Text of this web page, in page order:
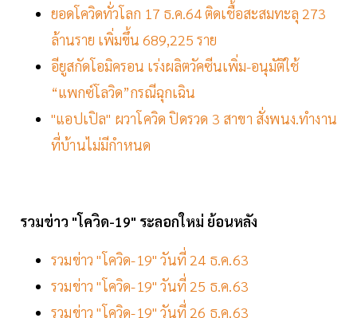
ยอดโควิดทั่วโลก 17 ธ.ค.64 ติดเชื้อสะสมทะลุ 273
ล้านราย เพิ่มขึ้น 689,225 ราย
อียูสกัดโอมิครอน เร่งผลิตวัคซีนเพิ่ม-อนุมัติใช้
“แพกซ์โลวิด”กรณีฉุกเฉิน
"แอปเปิล" ผวาโควิด ปิดรวด 3 สาขา สั่งพนง.ทำงาน
ที่บ้านไม่มีกำหนด
รวมข่าว "โควิด-19" ระลอกใหม่ ย้อนหลัง
รวมข่าว "โควิด-19" วันที่ 24 ธ.ค.63
รวมข่าว "โควิด-19" วันที่ 25 ธ.ค.63
รวมข่าว "โควิด-19" วันที่ 26 ธ.ค.63